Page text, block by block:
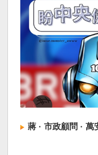
蔣 · 市政顧問 · 萬